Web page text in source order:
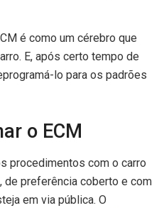
é como um cérebro que
E, após certo tempo de
lo para os padrões
o ECM
procedimentos com o carro
de preferência coberto e com
em via pública. O